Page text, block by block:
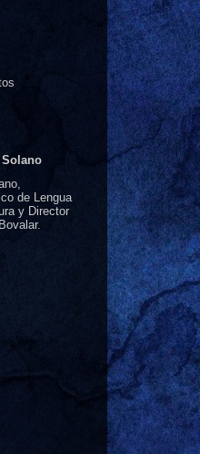
de Lengua
y Director